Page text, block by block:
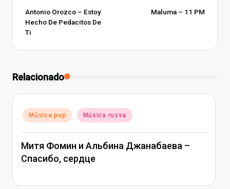
navigation
Antonio Orozco – Estoy
Hecho De Pedacitos De
Ti
Maluma – 11 PM
Relacionado
Posted
in
Música pop Música russa
Митя Фомин и Альбина Джанабаева –
Спасибо, сердце